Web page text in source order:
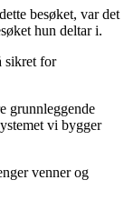
besøket, var det
hun deltar i.
sikret for
grunnleggende
vi bygger
venner og